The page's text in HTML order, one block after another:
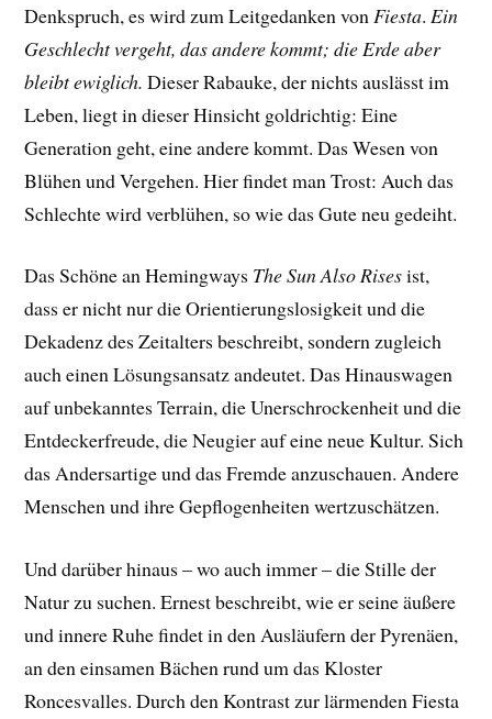
Denkspruch, es wird zum Leitgedanken von Fiesta. Ein
Geschlecht vergeht, das andere kommt; die Erde aber
bleibt ewiglich. Dieser Rabauke, der nichts auslässt im
Leben, liegt in dieser Hinsicht goldrichtig: Eine
Generation geht, eine andere kommt. Das Wesen von
Blühen und Vergehen. Hier findet man Trost: Auch das
Schlechte wird verblühen, so wie das Gute neu gedeiht.
Das Schöne an Hemingways The Sun Also Risesist,
dass er nicht nur die Orientierungslosigkeit und die
Dekadenz des Zeitalters beschreibt, sondern zugleich
auch einen Lösungsansatz andeutet. Das Hinauswagen
auf unbekanntes Terrain, die Unerschrockenheit und die
Entdeckerfreude, die Neugier auf eine neue Kultur. Sich
das Andersartige und das Fremde anzuschauen. Andere
Menschen und ihre Gepflogenheiten wertzuschätzen.
Und darüber hinaus – wo auch immer – die Stille der
Natur zu suchen. Ernest beschreibt, wie er seine äußere
und innere Ruhe findet in den Ausläufern der Pyrenäen,
an den einsamen Bächen rund um das Kloster
Roncesvalles. Durch den Kontrast zur lärmenden Fiesta